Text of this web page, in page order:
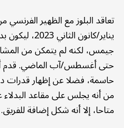
تعاقد البلوز مع الظهير
يناير/كانون
جيمس، لكنه لم يتمكن من
حاسمة، فضلا عن إظهار قدرات
من أنه يجلس على مقاعد
متاحا، إلا أنه شكل إضافة للفريق.